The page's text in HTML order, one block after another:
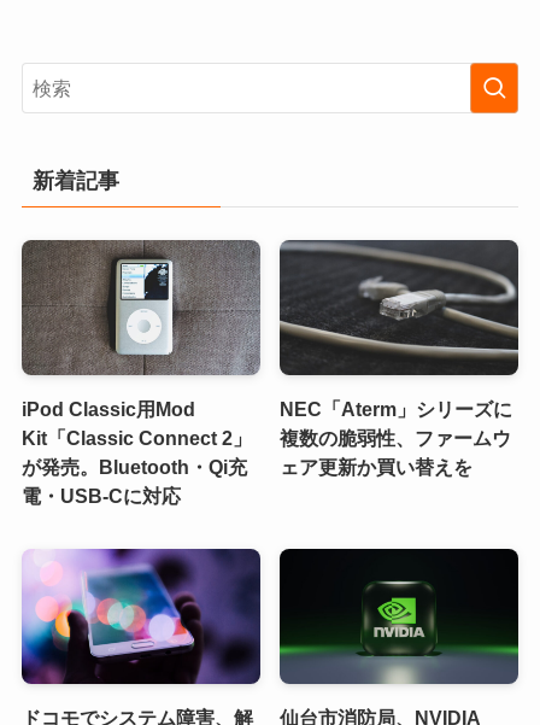
新着記事
iPod Classic用Mod
Kit「Classic Connect 2」
が発売。Bluetooth・Qi充
電・USB-Cに対応
NEC「Aterm」シリーズに
複数の脆弱性、ファームウ
ェア更新か買い替えを
ドコモでシステム障害、解
仙台市消防局、NVIDIA